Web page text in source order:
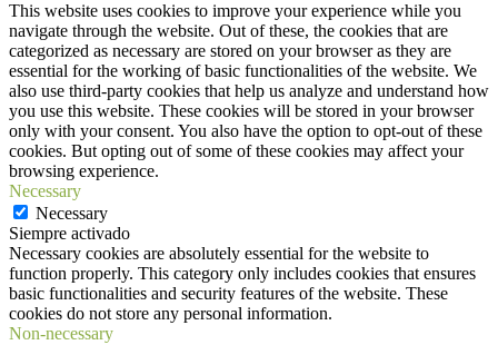
This website uses cookies to improve your experience while you
navigate through the website. Out of these, the cookies that are
categorized as necessary are stored on your browser as they are
essential for the working of basic functionalities of the website. We
also use third-party cookies that help us analyze and understand how
you use this website. These cookies will be stored in your browser
only with your consent. You also have the option to opt-out of these
cookies. But opting out of some of these cookies may affect your
browsing experience.
Necessary
Necessary
Siempre activado
Necessary cookies are absolutely essential for the website to
function properly. This category only includes cookies that ensures
basic functionalities and security features of the website. These
cookies do not store any personal information.
Non-necessary